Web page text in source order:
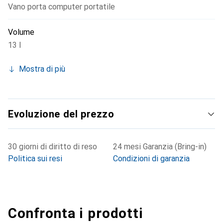
Vano porta computer portatile
Volume
13 l
Mostra di più
Evoluzione del prezzo
30 giorni di diritto di reso
Politica sui resi
24 mesi Garanzia (Bring-in)
Condizioni di garanzia
Confronta i prodotti